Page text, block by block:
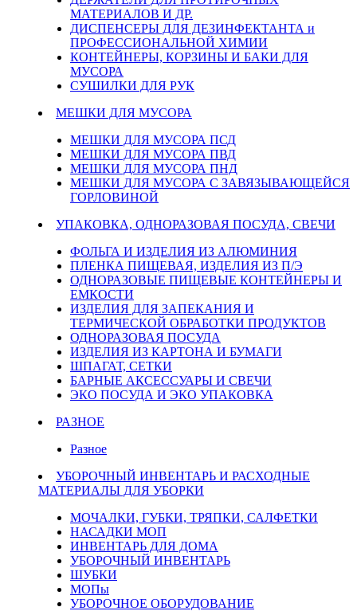
МАТЕРИАЛОВ И ДР.
ДИСПЕНСЕРЫ ДЛЯ ДЕЗИНФЕКТАНТА и
ПРОФЕССИОНАЛЬНОЙ ХИМИИ
КОНТЕЙНЕРЫ, КОРЗИНЫ И БАКИ ДЛЯ
МУСОРА
СУШИЛКИ ДЛЯ РУК
МЕШКИ ДЛЯ МУСОРА
МЕШКИ ДЛЯ МУСОРА ПСД
МЕШКИ ДЛЯ МУСОРА ПВД
МЕШКИ ДЛЯ МУСОРА ПНД
МЕШКИ ДЛЯ МУСОРА С ЗАВЯЗЫВАЮЩЕЙСЯ
ГОРЛОВИНОЙ
УПАКОВКА, ОДНОРАЗОВАЯ ПОСУДА, СВЕЧИ
ФОЛЬГА И ИЗДЕЛИЯ ИЗ АЛЮМИНИЯ
ПЛЕНКА ПИЩЕВАЯ, ИЗДЕЛИЯ ИЗ П/Э
ОДНОРАЗОВЫЕ ПИЩЕВЫЕ КОНТЕЙНЕРЫ И
ЕМКОСТИ
ИЗДЕЛИЯ ДЛЯ ЗАПЕКАНИЯ И
ТЕРМИЧЕСКОЙ ОБРАБОТКИ ПРОДУКТОВ
ОДНОРАЗОВАЯ ПОСУДА
ИЗДЕЛИЯ ИЗ КАРТОНА И БУМАГИ
ШПАГАТ, СЕТКИ
БАРНЫЕ АКСЕССУАРЫ И СВЕЧИ
ЭКО ПОСУДА И ЭКО УПАКОВКА
РАЗНОЕ
Разное
УБОРОЧНЫЙ ИНВЕНТАРЬ И РАСХОДНЫЕ
МАТЕРИАЛЫ ДЛЯ УБОРКИ
МОЧАЛКИ, ГУБКИ, ТРЯПКИ, САЛФЕТКИ
НАСАДКИ МОП
ИНВЕНТАРЬ ДЛЯ ДОМА
УБОРОЧНЫЙ ИНВЕНТАРЬ
ШУБКИ
МОПы
УБОРОЧНОЕ ОБОРУДОВАНИЕ